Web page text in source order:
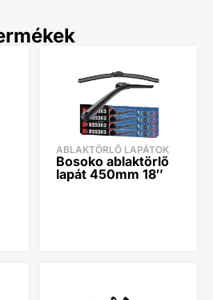
ABLAKTÖRLŐ LAPÁTOK
Bosoko ablaktörlő
lapát 450mm 18″